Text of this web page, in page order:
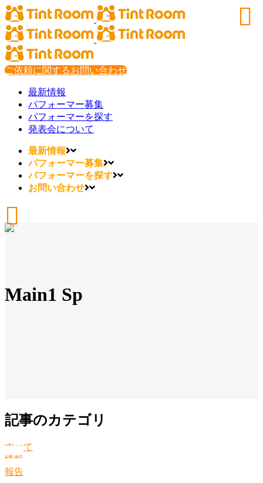
ご依頼に関するお問い合わせ
最新情報
パフォーマー募集
パフォーマーを探す
発表会について
最新情報
パフォーマー募集
パフォーマーを探す
お問い合わせ
Main1 Sp
記事のカテゴリ
すべて
情報
報告